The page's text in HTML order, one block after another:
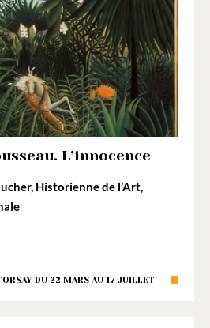
L’innocence
, Historienne de l’Art,
DU 22 MARS AU 17 JUILLET